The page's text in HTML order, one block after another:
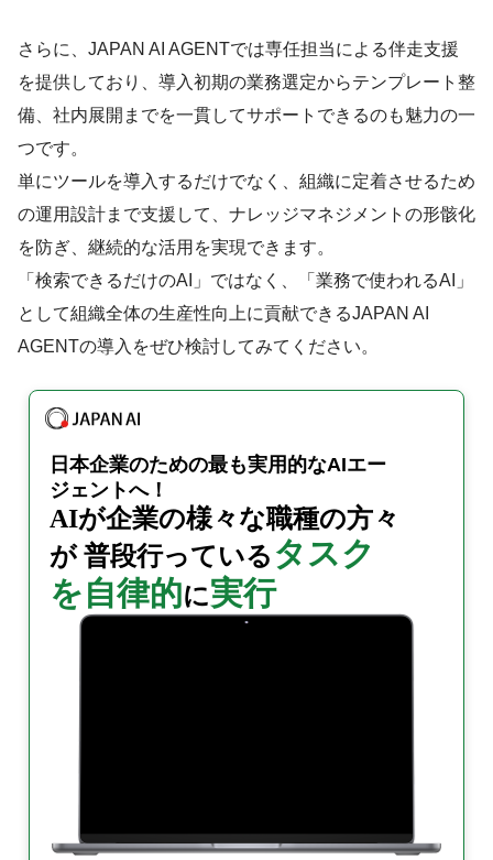
さらに、JAPAN AI AGENTでは専任担当による伴走支援
を提供しており、導入初期の業務選定からテンプレート整
備、社内展開までを一貫してサポートできるのも魅力の一
つです。
単にツールを導入するだけでなく、組織に定着させるため
の運用設計まで支援して、ナレッジマネジメントの形骸化
を防ぎ、継続的な活用を実現できます。
「検索できるだけのAI」ではなく、「業務で使われるAI」
として組織全体の生産性向上に貢献できるJAPAN AI
AGENTの導入をぜひ検討してみてください。
日本企業のための最も実用的なAIエー
ジェントへ！
AIが企業の様々な職種の方々
が普段行っている タスク
を自律的に実行